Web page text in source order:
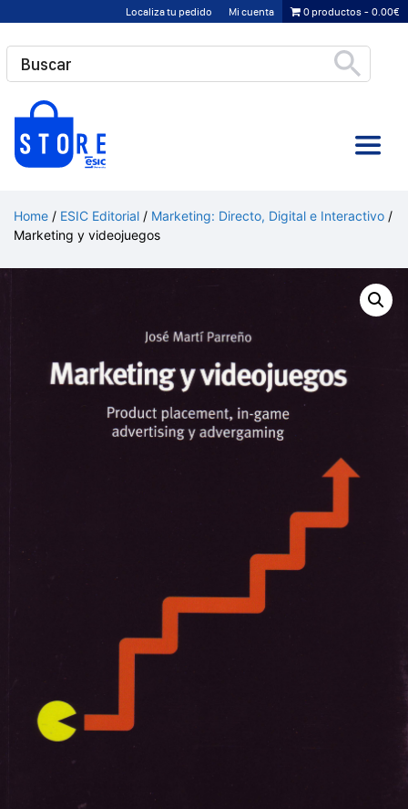
contenido
Localiza tu pedido Mi cuenta 0 productos 0.00€
Home / ESIC Editorial / Marketing: Directo, Digital e Interactivo /
Marketing y videojuegos